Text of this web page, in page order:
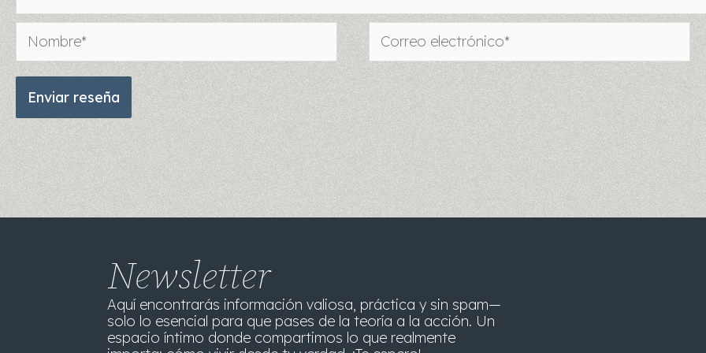
electrónico*
Newsletter
Aquí encontrarás información valiosa, práctica y sin spam—
solo lo esencial para que pases de la teoría a la acción. Un
espacio íntimo donde compartimos lo que realmente